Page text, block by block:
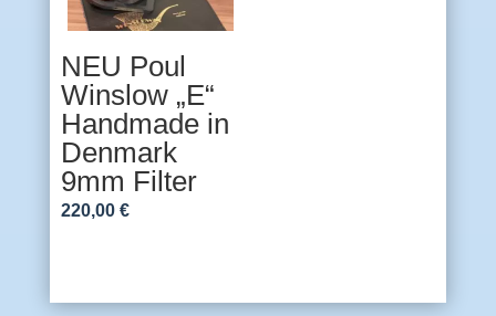
NEU Poul
Winslow „E“
Handmade in
Denmark
9mm Filter
220,00 €